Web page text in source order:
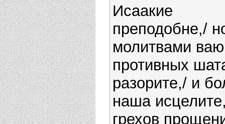
Исаакие
преподобне,/
молитвами ваю
противных
разорите,/ и
наша
грехов